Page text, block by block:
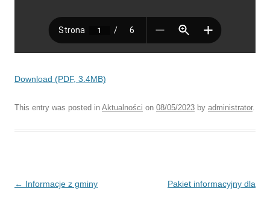
Download (PDF, 3.4MB)
This entry was posted in Aktualności on 08/05/2023 by administrator.
Post navigation
← Informacje z gminy
Pakiet informacyjny dla